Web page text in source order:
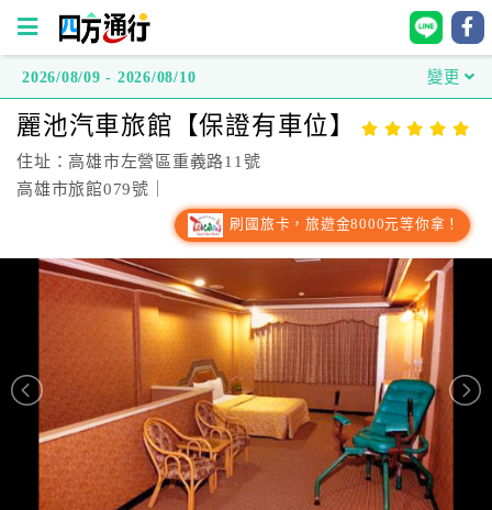
方
通
行
房
接
2026/08/09 - 2026/08/10 變更
麗池汽車旅館【保證有車位】
住址：高雄市左營區重義路11號
高雄市旅館079號｜
刷國旅卡，旅遊金8000元等你拿！